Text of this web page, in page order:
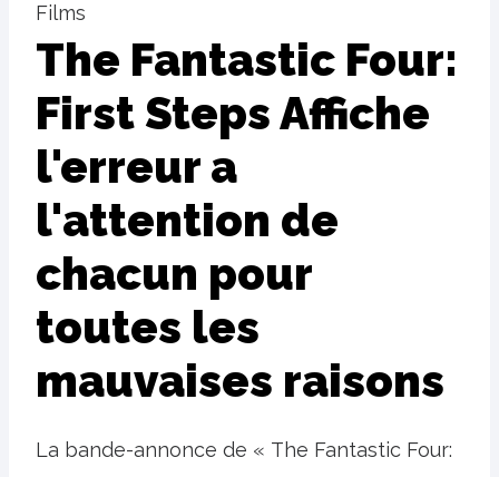
Films
The Fantastic Four:
First Steps Affiche
l'erreur a
l'attention de
chacun pour
toutes les
mauvaises raisons
La bande-annonce de « The Fantastic Four: